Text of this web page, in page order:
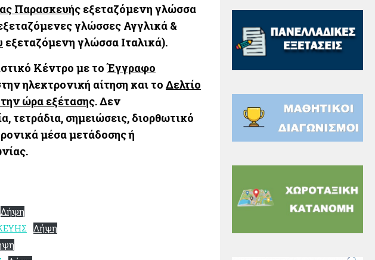
Παρασκευής εξεταζόμενη γλώσσα
γλώσσες Αγγλικά &
εξεταζόμενη γλώσσα Ιταλικά).
Κέντρο με τοΈγγραφο
ηλεκτρονική αίτηση και το Δελτίο
ώρα εξέτασης. Δεν
τετράδια, σημειώσεις, διορθωτικό
μέσα μετάδοσης ή
Λήψη
Λήψη